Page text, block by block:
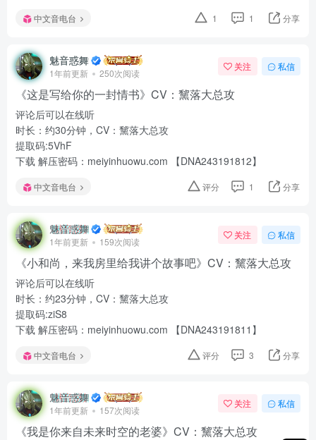
中文音电台 1 1 分享
魅音惑舞
1年前更新 250次阅读
关注 私信
《这是写给你的一封情书》CV：黧落大总攻
评论后可以在线听
时长：约30分钟，CV：黧落大总攻
提取码:5VhF
下载 解压密码：meiyinhuowu.com 【DNA243191812】
中文音电台 评分 1 分享
魅音惑舞
1年前更新 159次阅读
关注 私信
《小和尚，来我房里给我讲个故事吧》CV：黧落大总攻
评论后可以在线听
时长：约23分钟，CV：黧落大总攻
提取码:ziS8
下载 解压密码：meiyinhuowu.com 【DNA243191811】
中文音电台 评分 3 分享
魅音惑舞
1年前更新 157次阅读
关注 私信
《我是你来自未来时空的老婆》CV：黧落大总攻